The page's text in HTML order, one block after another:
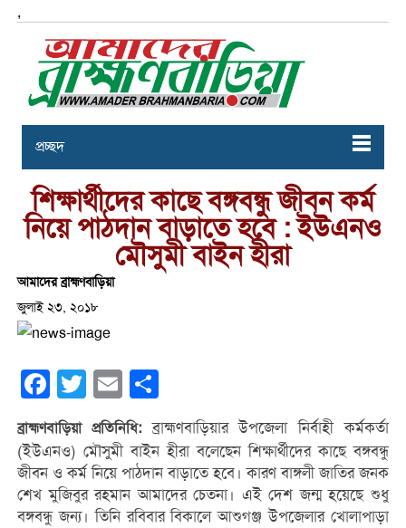
,
প্রচ্ছদ
শিক্ষার্থীদের কাছে বঙ্গবন্ধু জীবন কর্ম
নিয়ে পাঠদান বাড়াতে হবে : ইউএনও
মৌসুমী বাইন হীরা
আমাদের ব্রাহ্মণবাড়িয়া
জুলাই ২৩, ২০১৮
Facebook
Twitter Email
ব্রাহ্মণবাড়িয়া প্রতিনিধি:ব্রাহ্মণবাড়িয়ার উপজেলা নির্বাহী কর্মকর্তা
(ইউএনও) মৌসুমী বাইন হীরা বলেছেন শিক্ষার্থীদের কাছে বঙ্গবন্ধু
জীবন ও কর্ম নিয়ে পাঠদান বাড়াতে হবে। কারণ বাঙ্গলী জাতির জনক
শেখ মুজিবুর রহমান আমাদের চেতনা। এই দেশ জন্ম হয়েছে শুধু
বঙ্গবন্ধু জন্য। তিনি রবিবার বিকালে আশুগঞ্জ উপজেলার খোলাপাড়া